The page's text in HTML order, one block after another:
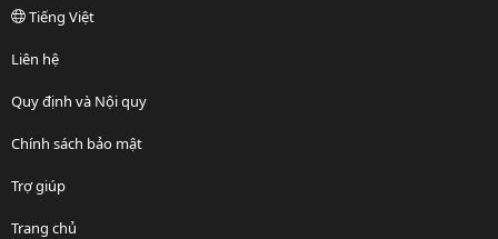
Tiếng Việt
Liên hệ
Quy định và Nội quy
Chính sách bảo mật
Trợ giúp
Trang chủ